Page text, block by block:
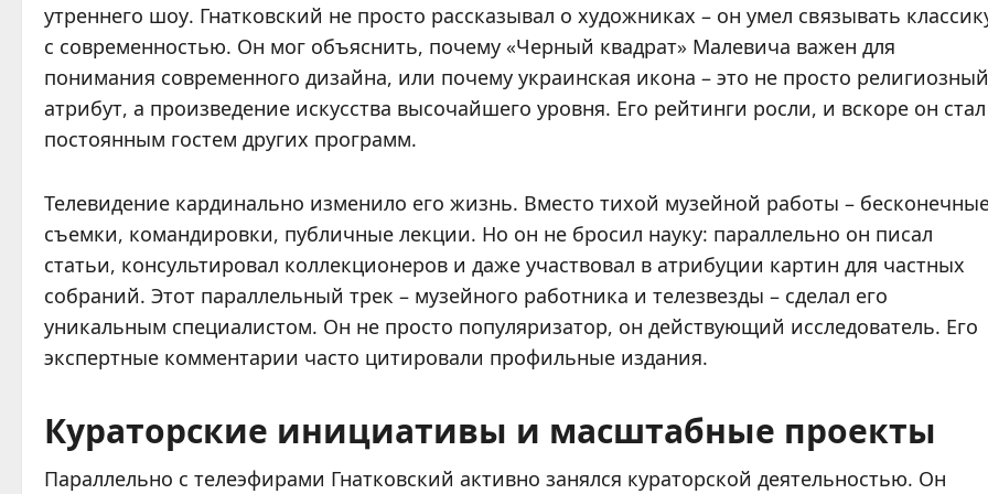
утреннего шоу. Гнатковский не просто рассказывал о художниках – он умел связывать
с современностью. Он мог объяснить, почему «Черный квадрат» Малевича важен для
понимания современного дизайна, или почему украинская икона – это не просто религиозный
атрибут, а произведение искусства высочайшего уровня. Его рейтинги росли, и вскоре он стал
постоянным гостем других программ.
Телевидение кардинально изменило его жизнь. Вместо тихой музейной работы –
съемки, командировки, публичные лекции. Но он не бросил науку: параллельно он писал
статьи, консультировал коллекционеров и даже участвовал в атрибуции картин для частных
собраний. Этот параллельный трек – музейного работника и телезвезды – сделал его
уникальным специалистом. Он не просто популяризатор, он действующий исследователь. Его
экспертные комментарии часто цитировали профильные издания.
Кураторские инициативы и масштабные проекты
Параллельно с телеэфирами Гнатковский активно занялся кураторской деятельностью. Он